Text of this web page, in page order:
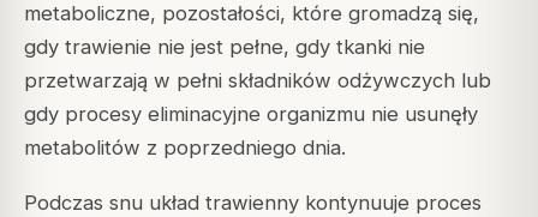
metaboliczne, pozostałości, które gromadzą się,
gdy trawienie nie jest pełne, gdy tkanki nie
przetwarzają w pełni składników odżywczych lub
gdy procesy eliminacyjne organizmu nie usunęły
metabolitów z poprzedniego dnia.
Podczas snu układ trawienny kontynuuje proces